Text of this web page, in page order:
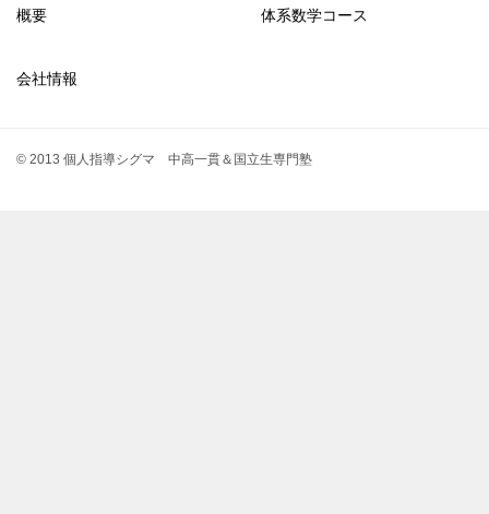
概要 体系数学コース
会社情報
© 2013 個人指導シグマ 中高一貫＆国立生専門塾